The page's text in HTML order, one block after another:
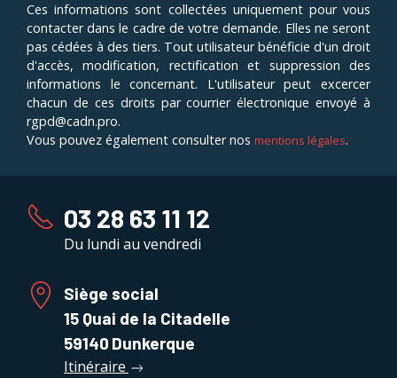
Ces informations sont collectées uniquement pour vous
contacter dans le cadre de votre demande. Elles ne seront
pas cédées à des tiers. Tout utilisateur bénéficie d'un droit
d'accès, modification, rectification et suppression des
informations le concernant. L'utilisateur peut excercer
chacun de ces droits par courrier électronique envoyé à
rgpd@cadn.pro.
Vous pouvez également consulter nos mentions légales.
03 28 63 11 12
Du lundi au vendredi
Siège social
15 Quai de la Citadelle
59140 Dunkerque
Itinéraire